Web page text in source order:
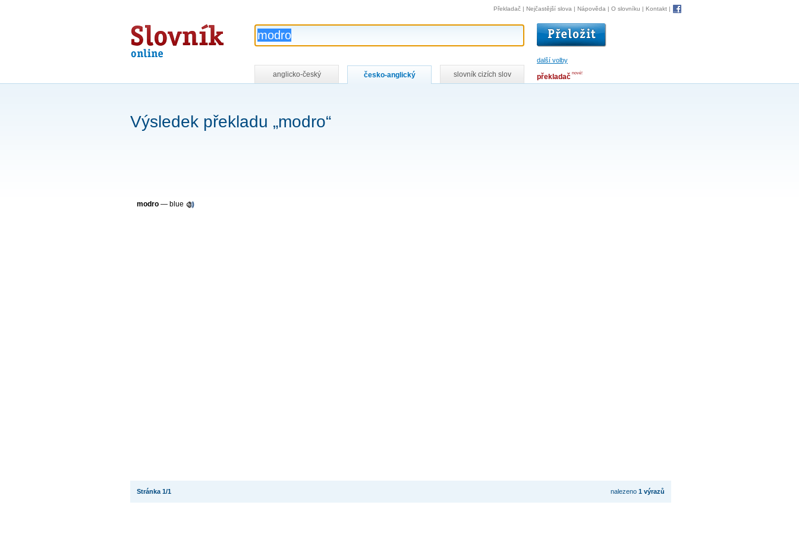
Slovník
online
další volby
Překladač | Nejčastější slova | Nápověda | O slovníku | Kontakt |
anglicko-český česko-anglický slovník cizích slov překladač nové!
Výsledek překladu „modro“
modro — blue
nalezeno 1 výrazů
Stránka 1/1